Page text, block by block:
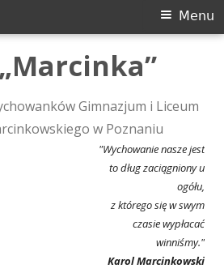
Gimnazjum i Liceum
w Poznaniu
"Wychowanie nasze jest
to dług zaciągniony u
ogółu,
z którego się w swym
czasie wypłacać
winniśmy."
Karol Marcinkowski
Menu